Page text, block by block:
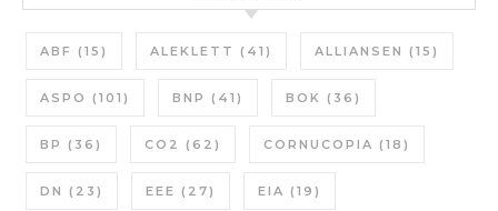
ABF (15) ALEKLETT (41) ALLIANSEN (15)
ASPO (101) BNP (41) BOK (36)
BP (36) CO2 (62) CORNUCOPIA (18)
DN (23) EEE (27) EIA (19)